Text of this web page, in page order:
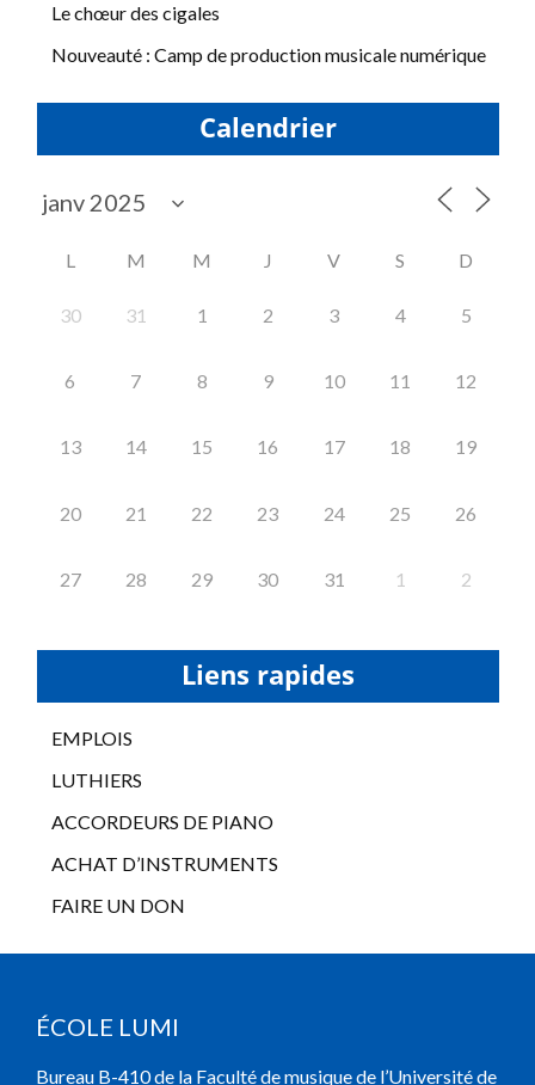
Le chœur des cigales
Nouveauté : Camp de production musicale numérique
Calendrier
L M M J V S D
30 31 1 2 3 4 5
6 7 8 9 10 11 12
13 14 15 16 17 18 19
20 21 22 23 24 25 26
27 28 29 30 31 1 2
Liens rapides
EMPLOIS
LUTHIERS
ACCORDEURS DE PIANO
ACHAT D’INSTRUMENTS
FAIRE UN DON
ÉCOLE LUMI
Bureau B-410 de la Faculté de musique de l’Université de